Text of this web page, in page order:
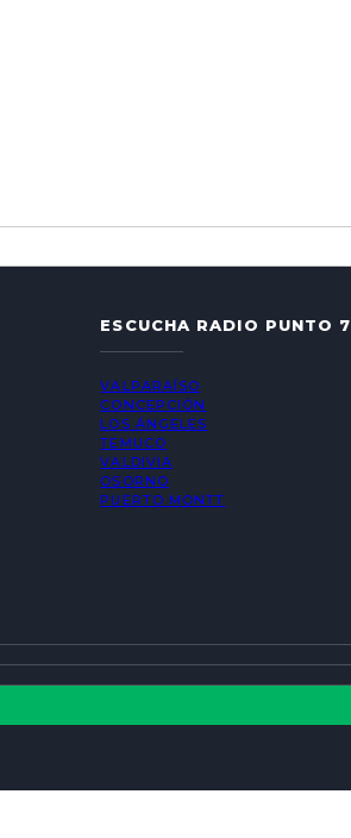
ESCUCHA RADIO PUNTO 7
VALPARAÍSO
CONCEPCIÓN
LOS ÁNGELES
TEMUCO
VALDIVIA
OSORNO
PUERTO MONTT